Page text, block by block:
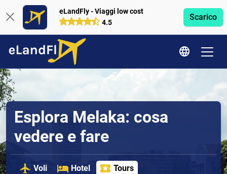
eLandFly - Viaggi low cost
4.5
Scarico
Esplora Melaka: cosa
vedere e fare
Voli Hotel Tours